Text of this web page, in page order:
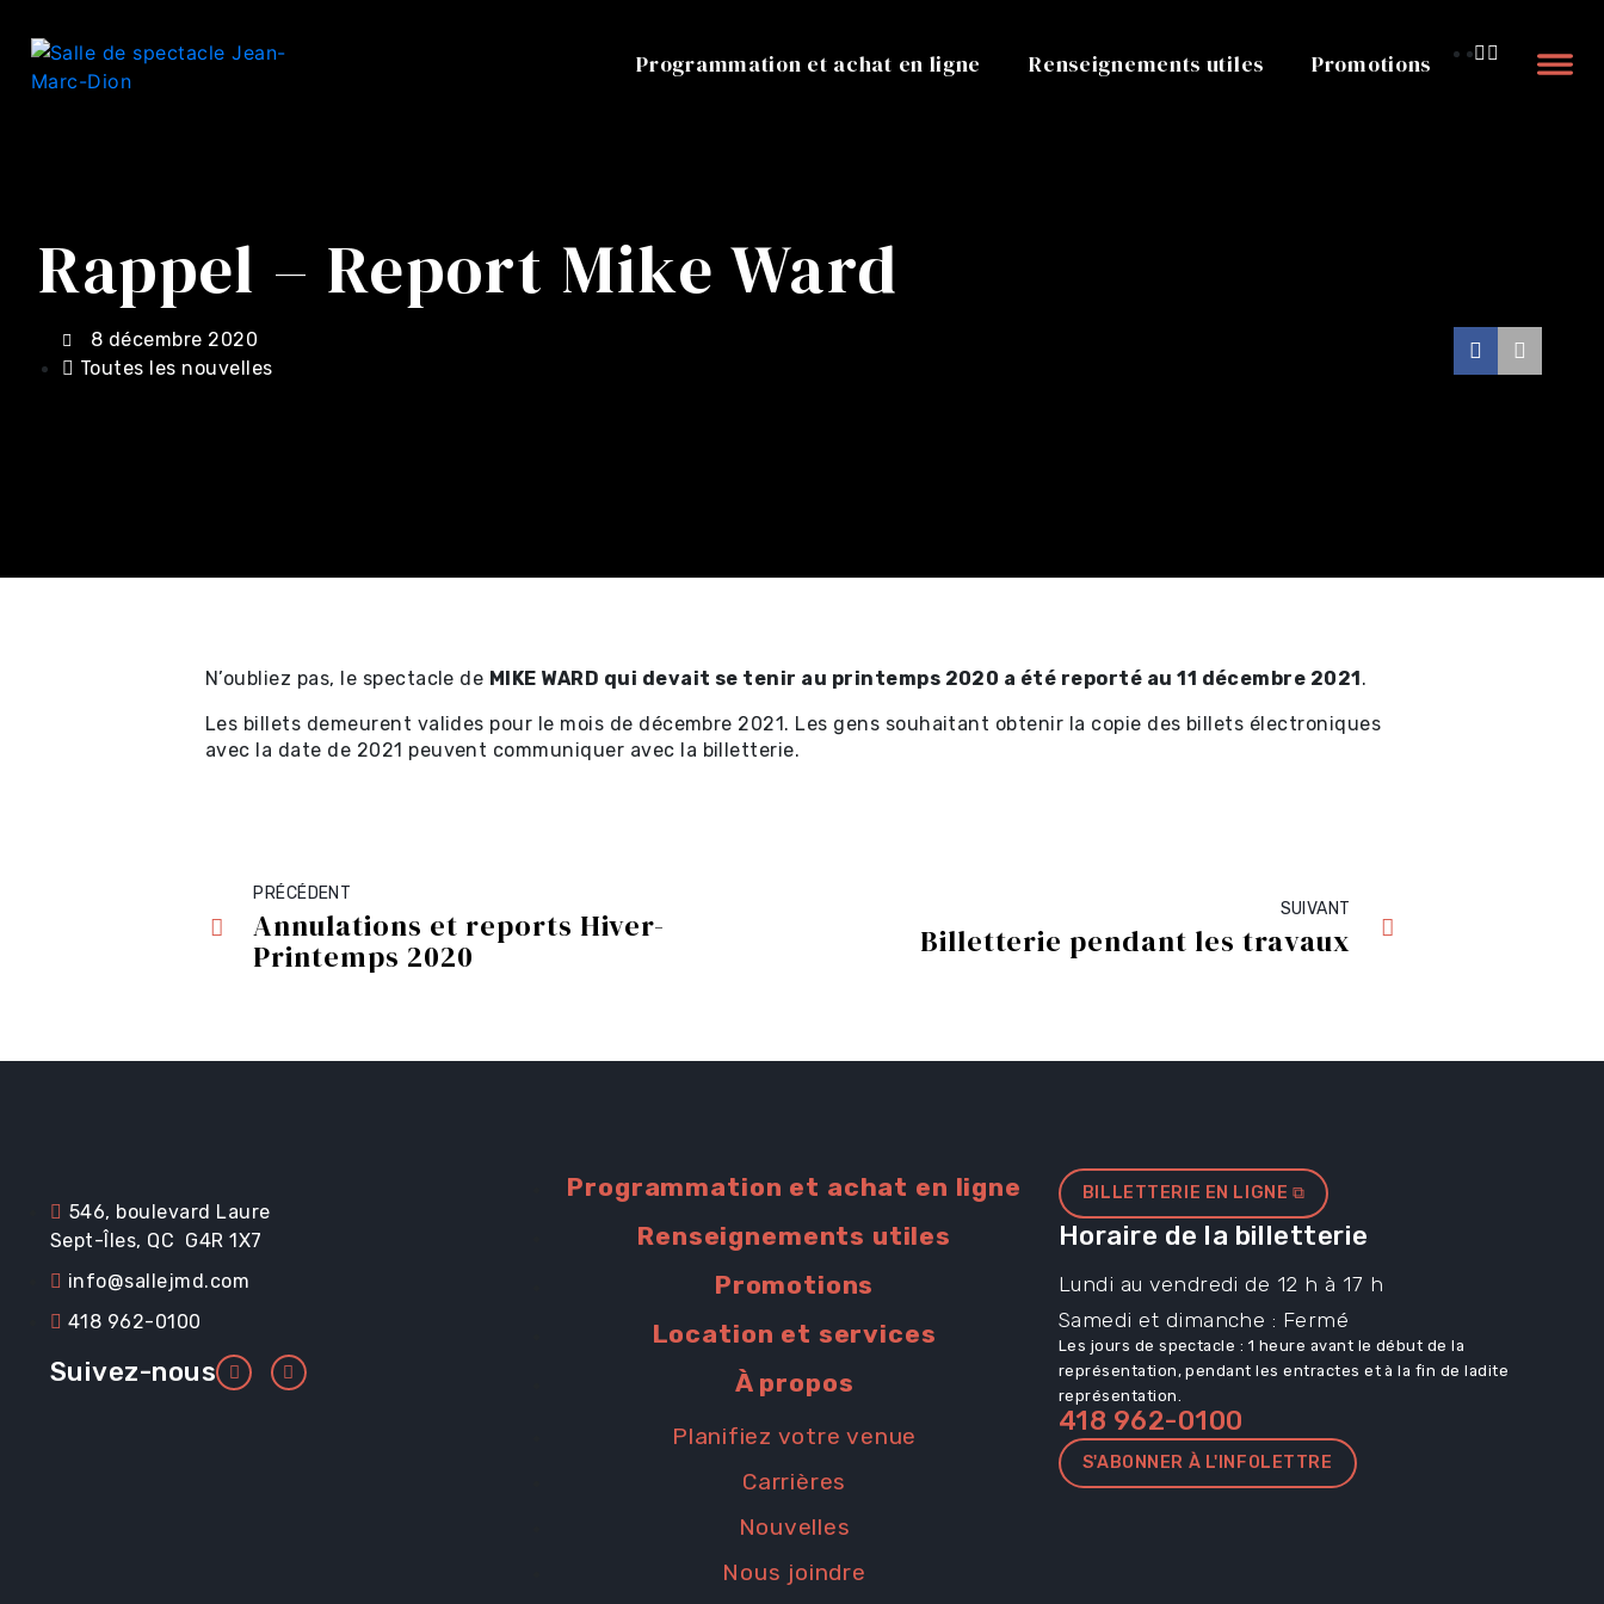
Programmation et achat en ligne Renseignements utiles Promotions
Rappel – Report Mike Ward
8 décembre 2020
Toutes les nouvelles
N’oubliez pas, le spectacle de MIKE WARD qui devait se tenir au printemps 2020 a été reporté au 11 décembre 2021 .
Les billets demeurent valides pour le mois de décembre 2021. Les gens souhaitant obtenir la copie des billets électroniques
avec la date de 2021 peuvent communiquer avec la billetterie.
PRÉCÉDENT
Annulations et reports Hiver-
Printemps 2020
SUIVANT
Billetterie pendant les travaux
546, boulevard Laure
Sept-Îles, QC G4R 1X7
info@sallejmd.com
418 962-0100
Suivez-nous
Programmation et achat en ligne
Renseignements utiles
Promotions
Location et services
À propos
Planifiez votre venue
Carrières
Nouvelles
Nous joindre
BILLETTERIE EN LIGNE ⧉
Horaire de la billetterie
Lundi au vendredi de 12 h à 17 h
Samedi et dimanche : Fermé
Les jours de spectacle : 1 heure avant le début de la
représentation, pendant les entractes et à la fin de ladite
représentation.
418 962-0100
S'ABONNER À L'INFOLETTRE
Achat en ligne - Spectacles
cadeau ⧉
Achat en ligne - Spectacles
Promotions